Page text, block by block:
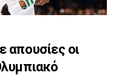
απουσίες οι